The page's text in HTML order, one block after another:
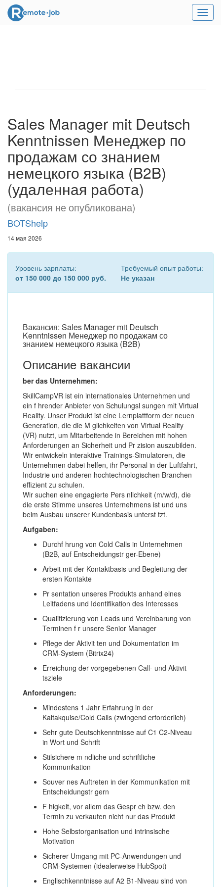
Меню
Sales Manager mit Deutsch
Kenntnissen Менеджер по
продажам со знанием
немецкого языка (B2B)
(удаленная работа)
(вакансия не опубликована)
BOTShelp
14 мая 2026
Уровень зарплаты:
от 150 000 до 150 000 руб.
Требуемый опыт работы:
Не указан
Вакансия: Sales Manager mit Deutsch
Kenntnissen Менеджер по продажам со
знанием немецкого языка (B2B)
Описание вакансии
ber das Unternehmen:
SkillCampVR ist ein internationales Unternehmen und
ein f hrender Anbieter von Schulungsl sungen mit Virtual
Reality. Unser Produkt ist eine Lernplattform der neuen
Generation, die die M glichkeiten von Virtual Reality
(VR) nutzt, um Mitarbeitende in Bereichen mit hohen
Anforderungen an Sicherheit und Pr zision auszubilden.
Wir entwickeln interaktive Trainings-Simulatoren, die
Unternehmen dabei helfen, ihr Personal in der Luftfahrt,
Industrie und anderen hochtechnologischen Branchen
effizient zu schulen.
Wir suchen eine engagierte Pers nlichkeit (m/w/d), die
die erste Stimme unseres Unternehmens ist und uns
beim Ausbau unserer Kundenbasis unterst tzt.
Aufgaben:
Durchf hrung von Cold Calls in Unternehmen
(B2B, auf Entscheidungstr ger-Ebene)
Arbeit mit der Kontaktbasis und Begleitung der
ersten Kontakte
Pr sentation unseres Produkts anhand eines
Leitfadens und Identifikation des Interesses
Qualifizierung von Leads und Vereinbarung von
Terminen f r unsere Senior Manager
Pflege der Aktivit ten und Dokumentation im
CRM-System (Bitrix24)
Erreichung der vorgegebenen Call- und Aktivit
tsziele
Anforderungen:
Mindestens 1 Jahr Erfahrung in der
Kaltakquise/Cold Calls (zwingend erforderlich)
Sehr gute Deutschkenntnisse auf C1 C2-Niveau
in Wort und Schrift
Stilsichere m ndliche und schriftliche
Kommunikation
Souver nes Auftreten in der Kommunikation mit
Entscheidungstr gern
F higkeit, vor allem das Gespr ch bzw. den
Termin zu verkaufen nicht nur das Produkt
Hohe Selbstorganisation und intrinsische
Motivation
Sicherer Umgang mit PC-Anwendungen und
CRM-Systemen (idealerweise HubSpot)
Englischkenntnisse auf A2 B1-Niveau sind von